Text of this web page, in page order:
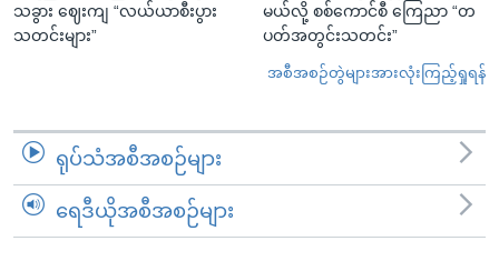
သခွား ဈေးကျ “လယ်ယာစီးပွား
သတင်းများ”
မယ်လို့ စစ်ကောင်စီ ကြေညာ “တ
ပတ်အတွင်းသတင်း”
အစီအစဉ်တွဲများအားလုံးကြည့်ရှုရန်
ရုပ်သံအစီအစဉ်များ
ရေဒီယိုအစီအစဉ်များ